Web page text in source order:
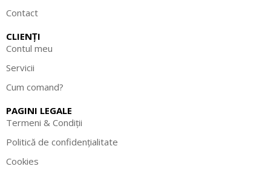
Contact
CLIENȚI
Contul meu
Servicii
Cum comand?
PAGINI LEGALE
Termeni & Condiții
Politică de confidențialitate
Cookies